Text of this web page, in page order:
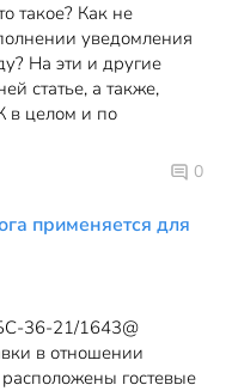
такое? Как не
уведомления
На эти и другие
статье, а также,
в целом и по
0
применяется для
36-21/1643@
в отношении
гостевые